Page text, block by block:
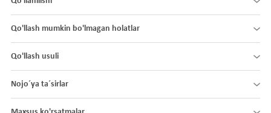
Qo'llash mumkin bo'lmagan holatlar
Qo'llash usuli
Nojo´ya ta´sirlar